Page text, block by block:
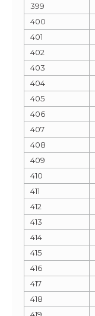
399
400
401
402
403
404
405
406
407
408
409
410
411
412
413
414
415
416
417
418
419